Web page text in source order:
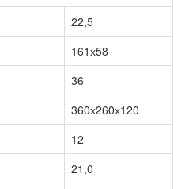
22,5
161х58
36
360х260х120
12
21,0